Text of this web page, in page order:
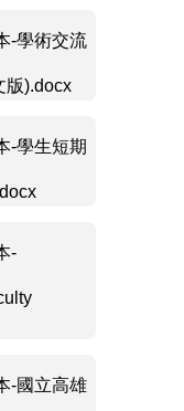
-學術交流
版).docx
-學生短期
-
-國立高雄